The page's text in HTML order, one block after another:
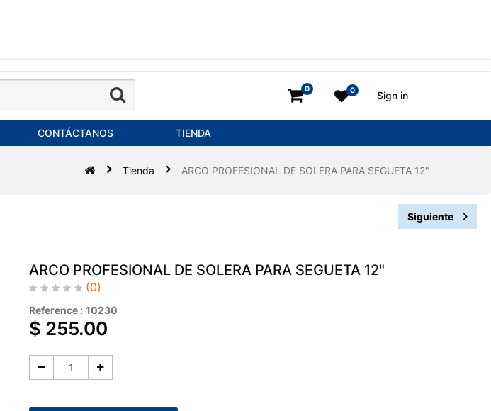
0 0 Sign in
CONTÁCTANOS TIENDA
Tienda ARCO PROFESIONAL DE SOLERA PARA SEGUETA 12"
Siguiente
ARCO PROFESIONAL DE SOLERA PARA SEGUETA 12"
(0)
Reference : 10230
$ 255.00